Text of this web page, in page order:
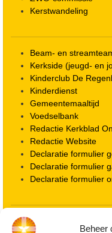
Beheer
Kerstwandeling
Beam- en
Kerkside (jeugd- en
Kinderclub De
Kinderdienst
Gemeentemaaltijd
Voedselbank
Redactie Kerkblad
Redactie Website
Declaratie formulier
Declaratie formulier
Declaratie formulier
Locatie kerk